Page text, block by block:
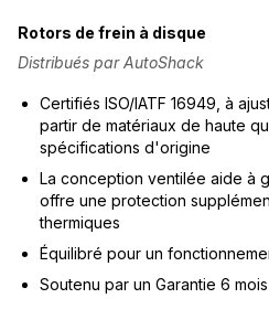
Rotors de frein à disque
Distribués par AutoShack
Certifiés ISO/IATF 16949, à
partir de matériaux de haute
spécifications d'origine
La conception ventilée aide à
offre une protection
thermiques
Équilibré pour un
Soutenu par un Garantie 6 mois